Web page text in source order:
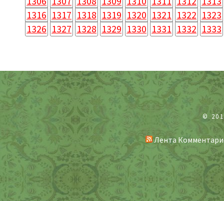
1316 1317 1318 1319 1320 1321 1322 1323
1326 1327 1328 1329 1330 1331 1332 1333
©
Лента